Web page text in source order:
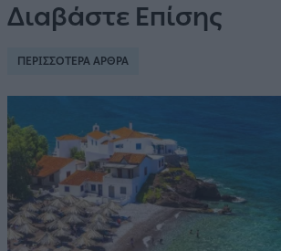
Διαβάστε Επίσης
ΠΕΡΙΣΣΟΤΕΡΑ ΑΡΘΡΑ